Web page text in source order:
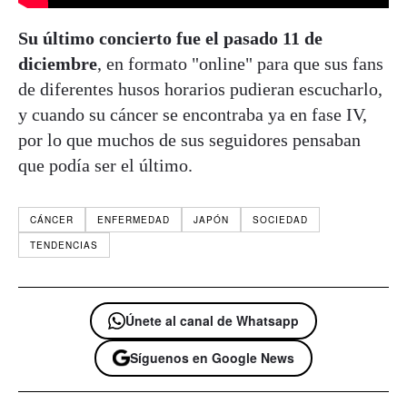
Su último concierto fue el pasado 11 de
diciembre, en formato "online" para que sus fans
de diferentes husos horarios pudieran escucharlo,
y cuando su cáncer se encontraba ya en fase IV,
por lo que muchos de sus seguidores pensaban
que podía ser el último.
CÁNCER ENFERMEDAD JAPÓN
SOCIEDAD
TENDENCIAS
Únete al canal de Whatsapp
Síguenos en Google News